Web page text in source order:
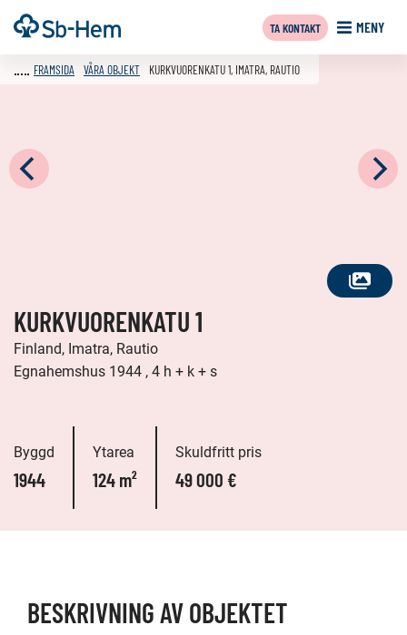
Till
innehållet
Framsida MENY
TA KONTAKT
SE
FRAMSIDA VÅRA OBJEKT KURKVUORENKATU 1, IMATRA, RAUTIO
KURKVUORENKATU 1
Finland, Imatra, Rautio
Egnahemshus 1944 , 4 h + k + s
Byggd
1944
Ytarea
124 m²
Skuldfritt pris
49 000 €
BESKRIVNING AV OBJEKTET